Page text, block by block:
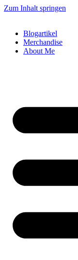
Zum Inhalt springen
Blogartikel
Merchandise
About Me